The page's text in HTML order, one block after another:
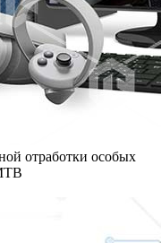
отработки особых